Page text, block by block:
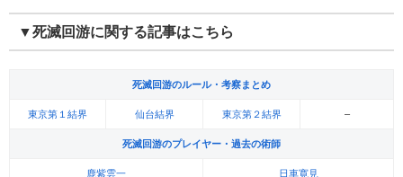
▼死滅回游に関する記事はこちら
死滅回游のルール・考察まとめ
東京第１結界 仙台結界 東京第２結界 –
死滅回游のプレイヤー・過去の術師
鹿紫雲一 日車寛見